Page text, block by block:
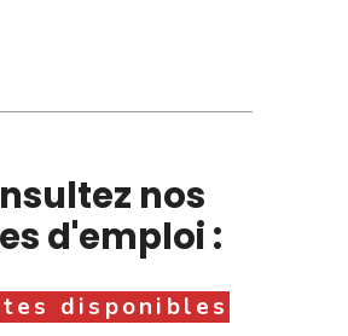
nos
d'emploi :
disponibles